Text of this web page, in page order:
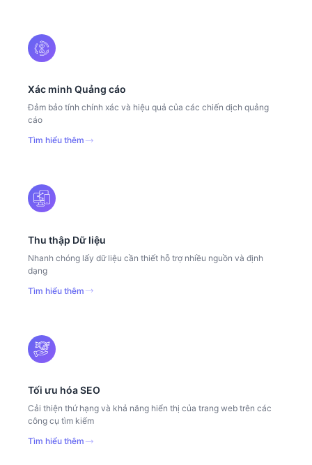
Xác minh Quảng cáo
Đảm bảo tính chính xác và hiệu quả của các chiến dịch quảng
cáo
Tìm hiểu thêm
Thu thập Dữ liệu
Nhanh chóng lấy dữ liệu cần thiết hỗ trợ nhiều nguồn và định
dạng
Tìm hiểu thêm
Tối ưu hóa SEO
Cải thiện thứ hạng và khả năng hiển thị của trang web trên các
công cụ tìm kiếm
Tìm hiểu thêm